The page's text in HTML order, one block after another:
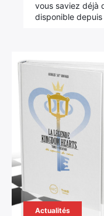
vous saviez déjà
disponible
Actualités